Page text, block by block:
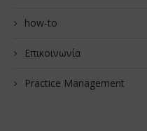
how-to
Επικοινωνία
Practice Management